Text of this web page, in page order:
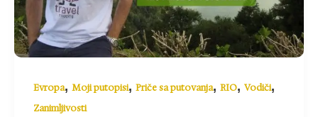
Evropa, Moji putopisi, Priče sa putovanja, RIO, Vodiči,
Zanimljivosti